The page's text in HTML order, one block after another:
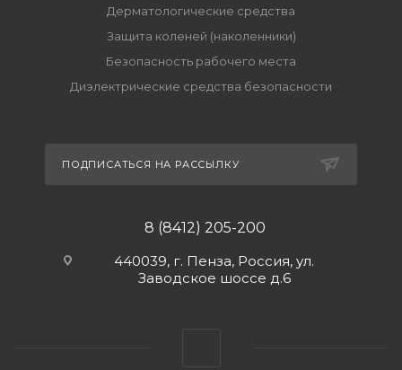
Дерматологические средства
Защита коленей (наколенники)
Безопасность рабочего места
Диэлектрические средства безопасности
ПОДПИСАТЬСЯ НА РАССЫЛКУ
8 (8412) 205-200
440039, г. Пенза, Россия, ул.
Заводское шоссе д.6